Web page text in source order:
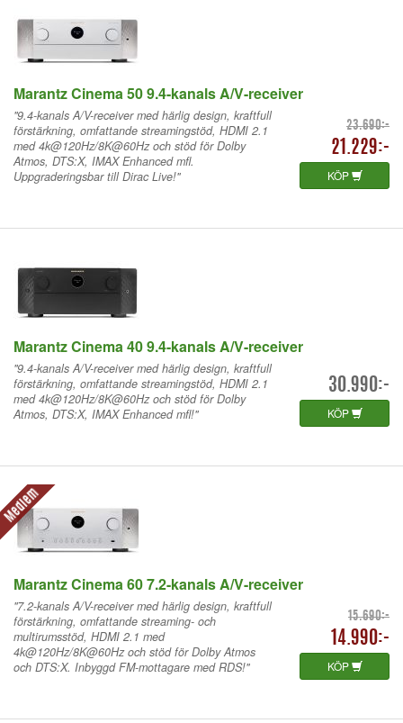
Marantz Cinema 50 9.4-kanals A/V-receiver
23.690:-
21.229:-
KÖP
"9.4-kanals A/V-receiver med härlig design, kraftfull
förstärkning, omfattande streamingstöd, HDMI 2.1
med 4k@120Hz/8K@60Hz och stöd för Dolby
Atmos, DTS:X, IMAX Enhanced mfl.
Uppgraderingsbar till Dirac Live!"
Marantz Cinema 40 9.4-kanals A/V-receiver
30.990:-
KÖP
"9.4-kanals A/V-receiver med härlig design, kraftfull
förstärkning, omfattande streamingstöd, HDMI 2.1
med 4k@120Hz/8K@60Hz och stöd för Dolby
Atmos, DTS:X, IMAX Enhanced mfl!"
Medlem
Marantz Cinema 60 7.2-kanals A/V-receiver
15.690:-
14.990:-
KÖP
"7.2-kanals A/V-receiver med härlig design, kraftfull
förstärkning, omfattande streaming- och
multirumsstöd, HDMI 2.1 med
4k@120Hz/8K@60Hz och stöd för Dolby Atmos
och DTS:X. Inbyggd FM-mottagare med RDS!"